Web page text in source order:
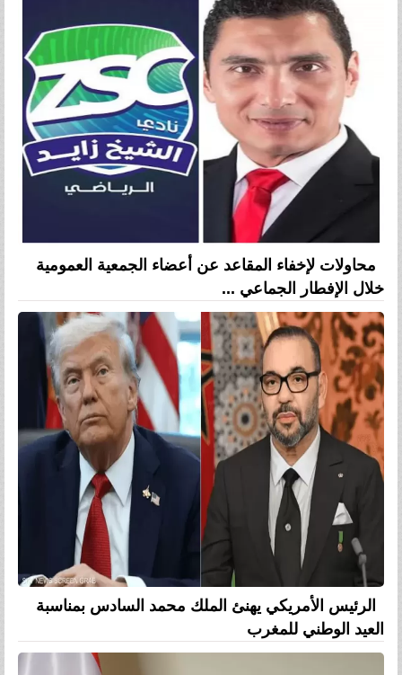
محاولات لإخفاء المقاعد عن أعضاء الجمعية العمومية
خلال الإفطار الجماعي ...
الرئيس الأمريكي يهنئ الملك محمد السادس بمناسبة
العيد الوطني للمغرب